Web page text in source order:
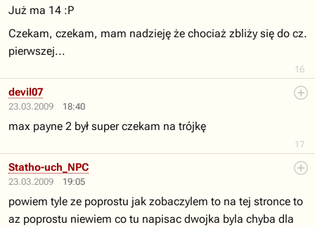
16
Już ma 14 :P
Czekam, czekam, mam nadzieję że chociaż zbliży się do cz.
pierwszej...
23.03.2009 18:40
17
devil07
max payne 2 był super czekam na trójkę
23.03.2009 19:05
Statho-uch_NPC
powiem tyle ze poprostu jak zobaczylem to na tej stronce to
az poprostu niewiem co tu napisac dwojka byla chyba dla